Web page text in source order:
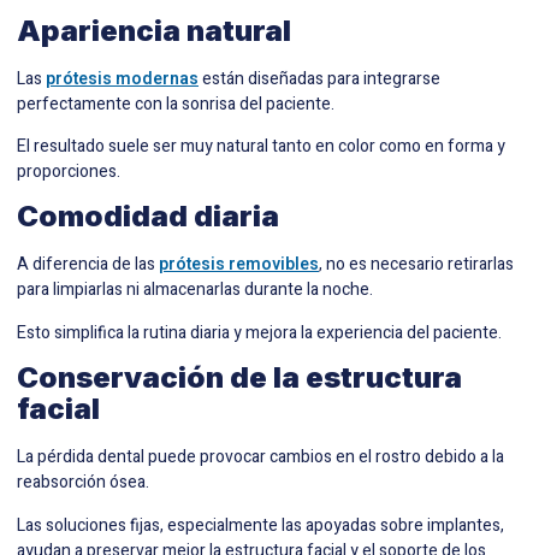
Apariencia natural
Las prótesis modernasestán diseñadas para integrarse
perfectamente con la sonrisa del paciente.
El resultado suele ser muy natural tanto en color como en forma y
proporciones.
Comodidad diaria
A diferencia de las prótesis removibles, no es necesario retirarlas
para limpiarlas ni almacenarlas durante la noche.
Esto simplifica la rutina diaria y mejora la experiencia del paciente.
Conservación de la estructura
facial
La pérdida dental puede provocar cambios en el rostro debido a la
reabsorción ósea.
Las soluciones fijas, especialmente las apoyadas sobre implantes,